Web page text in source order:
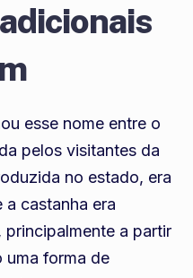
esse nome entre o
pelos visitantes da
no estado, era
castanha era
principalmente a partir
uma forma de